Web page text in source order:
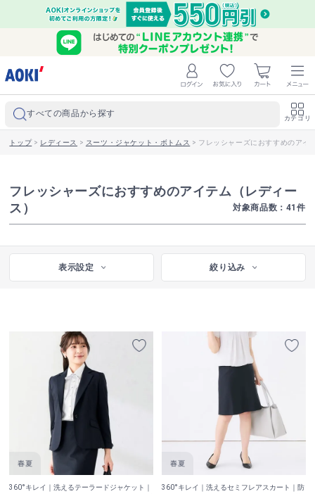
すべての商品から探す カテゴリ
トップ> レディース > スーツ・ジャケット・ボトムス > フレッシャーズにおすすめのアイ
フレッシャーズにおすすめのアイテム（レディー
ス）
対象商品数： 41 件
表示設定 絞り込み
360°キレイ｜洗えるテーラードジャケット｜
360°キレイ｜洗えるセミフレアスカート｜防